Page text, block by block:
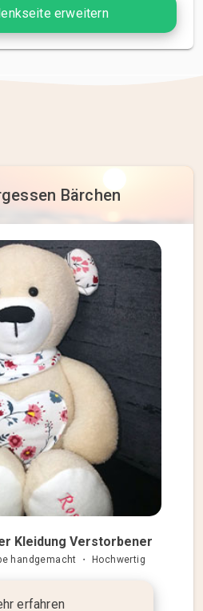
erweitern
Bärchen
Kleidung Verstorbener
handgemacht ・ Hochwertig
erfahren